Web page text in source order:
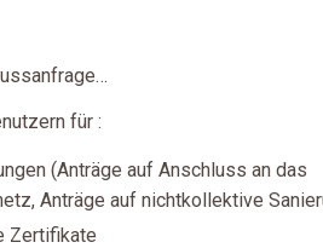
für :
(Anträge auf Anschluss an das
Anträge auf nichtkollektive
Zertifikate